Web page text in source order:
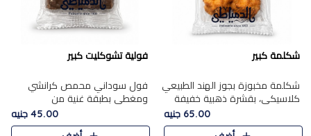
شكلمة كبير
شكلمة مخبوزة بجوز الهند الطبيعي
كلاسيكي، بقشرة ذهبية خفيفة
وقلب طري رطب يذوب في الفم،
تمنحك المذاق الشرقي الحلو الأصيل
65.00 جنيه
فولية تشوكليت كبير
فول سوداني محمص كرانشي
ومغطى بطبقة غنية من
الشوكولاتة، يجمع بين طعم
القرمشة الأصيلة الكلاسكيكية
45.00 جنيه